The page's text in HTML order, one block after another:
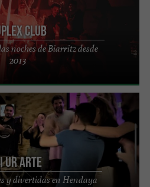
Club
noches de Biarritz desde
2013
Ur Arte
y divertidas en Hendaya